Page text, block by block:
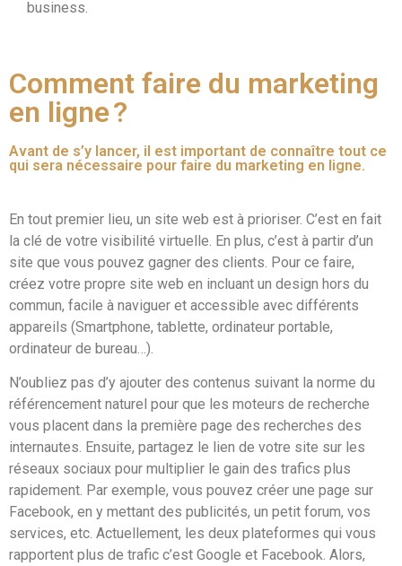
business.
Comment faire du marketing
en ligne ?
Avant de s’y lancer, il est important de connaître tout ce
qui sera nécessaire pour faire du marketing en ligne.
En tout premier lieu, un site web est à prioriser. C’est en fait
la clé de votre visibilité virtuelle. En plus, c’est à partir d’un
site que vous pouvez gagner des clients. Pour ce faire,
créez votre propre site web en incluant un design hors du
commun, facile à naviguer et accessible avec différents
appareils (Smartphone, tablette, ordinateur portable,
ordinateur de bureau…).
N’oubliez pas d’y ajouter des contenus suivant la norme du
référencement naturel pour que les moteurs de recherche
vous placent dans la première page des recherches des
internautes. Ensuite, partagez le lien de votre site sur les
réseaux sociaux pour multiplier le gain des trafics plus
rapidement. Par exemple, vous pouvez créer une page sur
Facebook, en y mettant des publicités, un petit forum, vos
services, etc. Actuellement, les deux plateformes qui vous
rapportent plus de trafic c’est Google et Facebook. Alors,